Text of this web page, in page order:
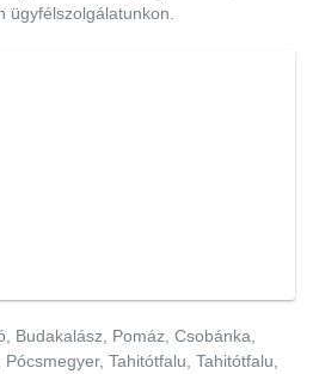
ügyfélszolgálatunkon.
Budakalász, Pomáz, Csobánka,
Tahitótfalu, Tahitótfalu,